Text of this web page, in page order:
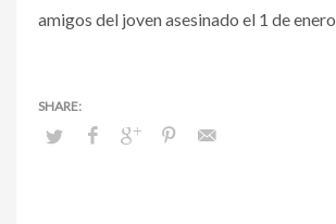
amigos del joven asesinado el 1 de enero.